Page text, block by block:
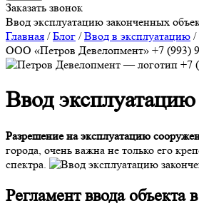
Заказать звонок
Ввод эксплуатацию законченных
Главная /Блог /Ввод в эксплуатацию /
ООО «Петров Девелопмент» +7 (993)
+7
Ввод
Разрешение на эксплуатацию
города, очень важна не только его
спектра.
Регламент ввода объекта